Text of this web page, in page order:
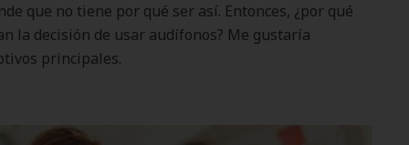
que no tiene por qué ser así. Entonces, ¿por qué
la decisión de usar audífonos? Me gustaría
principales.